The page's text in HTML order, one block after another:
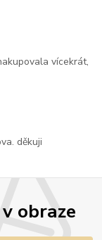
obraze
vícekrát,
děkuji